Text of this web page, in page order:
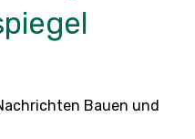
Bauen und